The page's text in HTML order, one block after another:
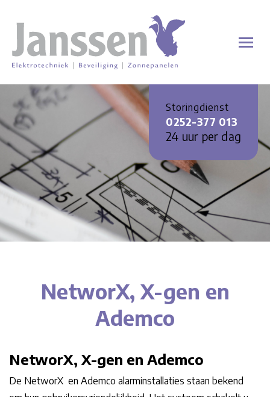
Storingdienst
0252-377 013
24 uur per dag
NetworX, X-gen en
Ademco
NetworX, X-gen en Ademco
De NetworX en Ademco alarminstallaties staan bekend